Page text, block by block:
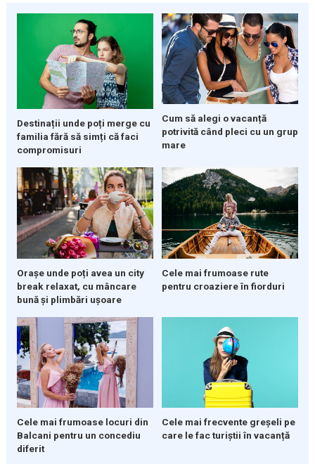
Destinații unde poți merge cu
familia fără să simți că faci
compromisuri
Cum să alegi o vacanță
potrivită când pleci cu un grup
mare
Orașe unde poți avea un city
break relaxat, cu mâncare
bună și plimbări ușoare
Cele mai frumoase rute
pentru croaziere în fiorduri
Cele mai frumoase locuri din
Balcani pentru un concediu
diferit
Cele mai frecvente greșeli pe
care le fac turiștii în vacanță